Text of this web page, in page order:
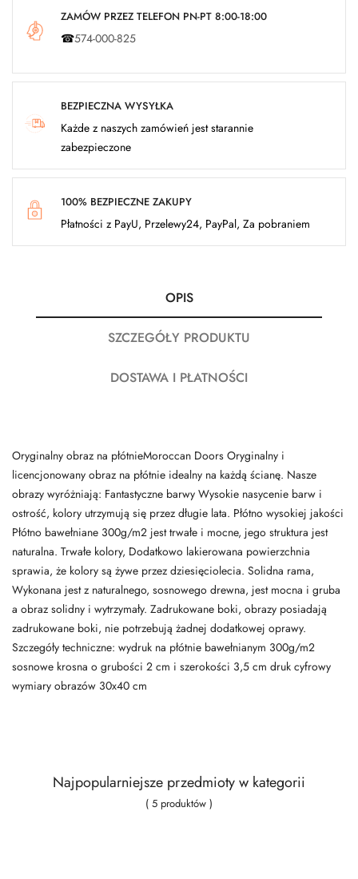
ZAMÓW PRZEZ TELEFON PN-PT 8:00-18:00
☎574-000-825
BEZPIECZNA WYSYŁKA
Każde z naszych zamówień jest starannie
zabezpieczone
100% BEZPIECZNE ZAKUPY
Płatności z PayU, Przelewy24, PayPal, Za pobraniem
OPIS
SZCZEGÓŁY PRODUKTU
DOSTAWA I PŁATNOŚCI
Oryginalny obraz na płótnieMoroccan Doors Oryginalny i
licencjonowany obraz na płótnie idealny na każdą ścianę. Nasze
obrazy wyróżniają: Fantastyczne barwy Wysokie nasycenie barw i
ostrość, kolory utrzymują się przez długie lata. Płótno wysokiej jakości
Płótno bawełniane 300g/m2 jest trwałe i mocne, jego struktura jest
naturalna. Trwałe kolory, Dodatkowo lakierowana powierzchnia
sprawia, że kolory są żywe przez dziesięciolecia. Solidna rama,
Wykonana jest z naturalnego, sosnowego drewna, jest mocna i gruba
a obraz solidny i wytrzymały. Zadrukowane boki, obrazy posiadają
zadrukowane boki, nie potrzebują żadnej dodatkowej oprawy.
Szczegóły techniczne: wydruk na płótnie bawełnianym 300g/m2
sosnowe krosna o grubości 2 cm i szerokości 3,5 cm druk cyfrowy
wymiary obrazów 30x40 cm
Najpopularniejsze przedmioty w kategorii
( 5 produktów )